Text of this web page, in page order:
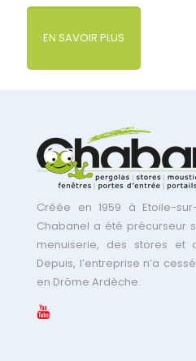
EN SAVOIR PLUS
Créée en 1959 à Etoile-
Chabanel a été précurseur
menuiserie, des stores et
Depuis, l’entreprise n’a
en Drôme Ardèche.